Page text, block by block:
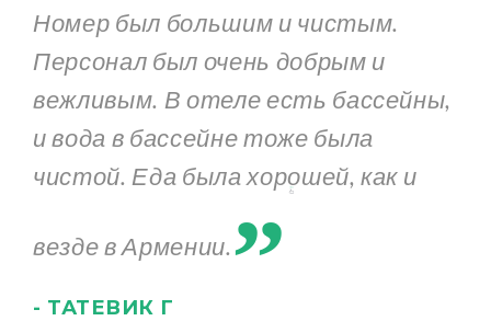
Номер был большим и чистым.
Персонал был очень добрым и
вежливым. В отеле есть бассейны,
и вода в бассейне тоже была
чистой. Еда была хорошей, как и
везде в Армении.„
- ТАТЕВИК Г